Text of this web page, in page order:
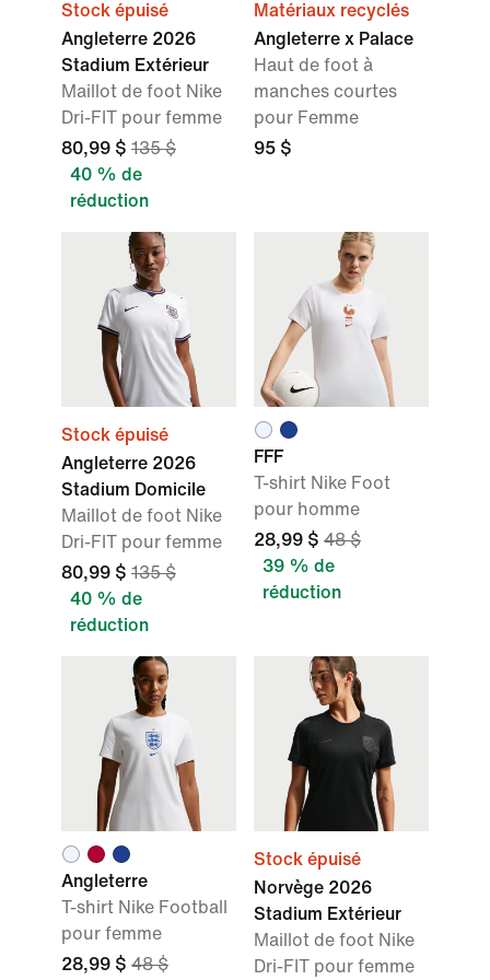
Stock épuisé
Angleterre 2026
Stadium Extérieur
Maillot de foot Nike
Dri-FIT pour femme
80,99 $ 135 $
40 % de
réduction
Matériaux recyclés
Angleterre x Palace
Haut de foot à
manches courtes
pour Femme
95 $
Stock épuisé
Angleterre 2026
Stadium Domicile
Maillot de foot Nike
Dri-FIT pour femme
80,99 $ 135 $
40 % de
réduction
FFF
T-shirt Nike Foot
pour homme
28,99 $ 48 $
39 % de
réduction
Angleterre
T-shirt Nike Football
pour femme
28,99 $ 48 $
Stock épuisé
Norvège 2026
Stadium Extérieur
Maillot de foot Nike
Dri-FIT pour femme